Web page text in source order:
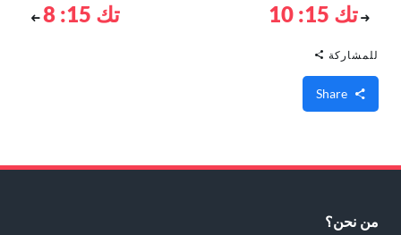
تك 15: 10 تك 15: 8
للمشاركة
من نحن؟